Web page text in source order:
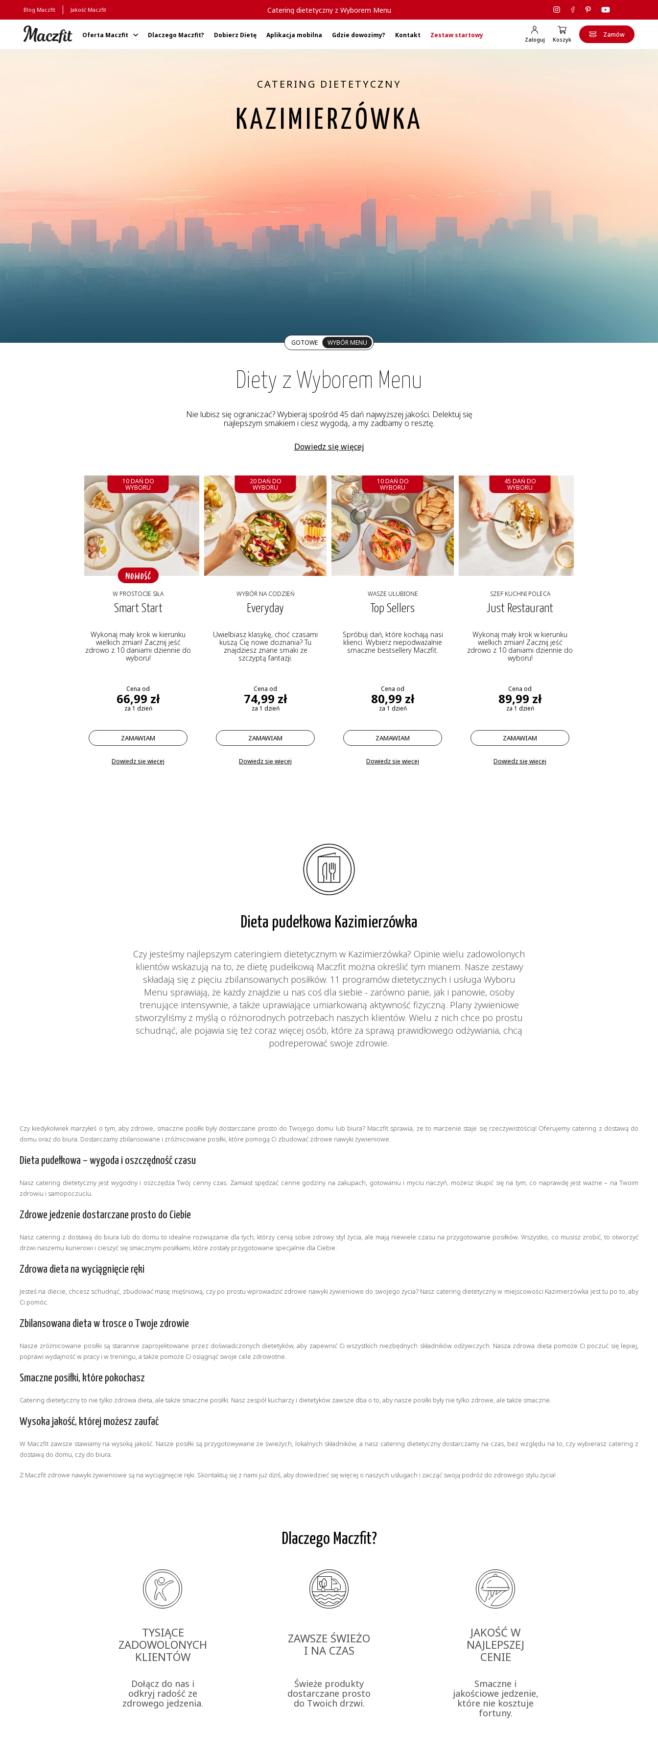
Blog Maczfit Jakość Maczfit Catering dietetyczny z Wyborem Menu
Oferta Maczfit Dlaczego Maczfit? Dobierz Dietę Aplikacja mobilna Gdzie dowozimy? Kontakt Zestaw startowy
Zaloguj Koszyk
Zamów
CATERING DIETETYCZNY
KAZIMIERZÓWKA
GOTOWE WYBÓR MENU
Diety z Wyborem Menu
Nie lubisz się ograniczać? Wybieraj spośród 45 dań najwyższej jakości. Delektuj się
najlepszym smakiem i ciesz wygodą, a my zadbamy o resztę.
Dowiedz się więcej
10 DAŃ DO
WYBORU
W PROSTOCIE SIŁA
Smart Start
Wykonaj mały krok w kierunku
wielkich zmian! Zacznij jeść
zdrowo z 10 daniami dziennie do
wyboru!
Cena od
66,99 zł
za 1 dzień
ZAMAWIAM
Dowiedz się więcej
20 DAŃ DO
WYBORU
WYBÓR NA CODZIEŃ
Everyday
Uwielbiasz klasykę, choć czasami
kuszą Cię nowe doznania? Tu
znajdziesz znane smaki ze
szczyptą fantazji.
Cena od
74,99 zł
za 1 dzień
ZAMAWIAM
Dowiedz się więcej
10 DAŃ DO
WYBORU
WASZE ULUBIONE
Top Sellers
Spróbuj dań, które kochają nasi
klienci. Wybierz niepodważalnie
smaczne bestsellery Maczfit.
Cena od
80,99 zł
za 1 dzień
ZAMAWIAM
Dowiedz się więcej
45 DAŃ DO
WYBORU
SZEF KUCHNI POLECA
Just Restaurant
Wykonaj mały krok w kierunku
wielkich zmian! Zacznij jeść
zdrowo z 10 daniami dziennie do
wyboru!
Cena od
89,99 zł
za 1 dzień
ZAMAWIAM
Dowiedz się więcej
Dieta pudełkowa Kazimierzówka
Czy jesteśmy najlepszym cateringiem dietetycznym w Kazimierzówka? Opinie wielu zadowolonych
klientów wskazują na to, że dietę pudełkową Maczfit można określić tym mianem. Nasze zestawy
składają się z pięciu zbilansowanych posiłków. 11 programów dietetycznych i usługa Wyboru
Menu sprawiają, że każdy znajdzie u nas coś dla siebie - zarówno panie, jak i panowie, osoby
trenujące intensywnie, a także uprawiające umiarkowaną aktywność fizyczną. Plany żywieniowe
stworzyliśmy z myślą o różnorodnych potrzebach naszych klientów. Wielu z nich chce po prostu
schudnąć, ale pojawia się też coraz więcej osób, które za sprawą prawidłowego odżywiania, chcą
podreperować swoje zdrowie.
Czy kiedykolwiek marzyłeś o tym, aby zdrowe, smaczne posiłki były dostarczane prosto do Twojego domu lub biura? Maczfit sprawia, że to marzenie staje się rzeczywistością! Oferujemy catering z dostawą do
domu oraz do biura. Dostarczamy zbilansowane i zróżnicowane posiłki, które pomogą Ci zbudować zdrowe nawyki żywieniowe.
Dieta pudełkowa – wygoda i oszczędność czasu
Nasz catering dietetyczny jest wygodny i oszczędza Twój cenny czas. Zamiast spędzać cenne godziny na zakupach, gotowaniu i myciu naczyń, możesz skupić się na tym, co naprawdę jest ważne – na Twoim
zdrowiu i samopoczuciu.
Zdrowe jedzenie dostarczane prosto do Ciebie
Nasz catering z dostawą do biura lub do domu to idealne rozwiązanie dla tych, którzy cenią sobie zdrowy styl życia, ale mają niewiele czasu na przygotowanie posiłków. Wszystko, co musisz zrobić, to otworzyć
drzwi naszemu kurierowi i cieszyć się smacznymi posiłkami, które zostały przygotowane specjalnie dla Ciebie.
Zdrowa dieta na wyciągnięcie ręki
Jesteś na diecie, chcesz schudnąć, zbudować masę mięśniową, czy po prostu wprowadzić zdrowe nawyki żywieniowe do swojego życia? Nasz catering dietetyczny w miejscowości Kazimierzówka jest tu po to, aby
Ci pomóc.
Zbilansowana dieta w trosce o Twoje zdrowie
Nasze zróżnicowane posiłki są starannie zaprojektowane przez doświadczonych dietetyków, aby zapewnić Ci wszystkich niezbędnych składników odżywczych. Nasza zdrowa dieta pomoże Ci poczuć się lepiej,
poprawi wydajność w pracy i w treningu, a także pomoże Ci osiągnąć swoje cele zdrowotne.
Smaczne posiłki, które pokochasz
Catering dietetyczny to nie tylko zdrowa dieta, ale także smaczne posiłki. Nasz zespół kucharzy i dietetyków zawsze dba o to, aby nasze posiłki były nie tylko zdrowe, ale także smaczne.
Wysoka jakość, której możesz zaufać
W Maczfit zawsze stawiamy na wysoką jakość. Nasze posiłki są przygotowywane ze świeżych, lokalnych składników, a nasz catering dietetyczny dostarczamy na czas, bez względu na to, czy wybierasz catering z
dostawą do domu, czy do biura.
Z Maczfit zdrowe nawyki żywieniowe są na wyciągnięcie ręki. Skontaktuj się z nami już dziś, aby dowiedzieć się więcej o naszych usługach i zacząć swoją podróż do zdrowego stylu życia!
Dlaczego Maczfit?
TYSIĄCE
ZADOWOLONYCH
KLIENTÓW
Dołącz do nas i
odkryj radość ze
zdrowego jedzenia.
ZAWSZE ŚWIEŻO
I NA CZAS
Świeże produkty
dostarczane prosto
do Twoich drzwi.
JAKOŚĆ W
NAJLEPSZEJ
CENIE
Smaczne i
jakościowe jedzenie,
które nie kosztuje
fortuny.